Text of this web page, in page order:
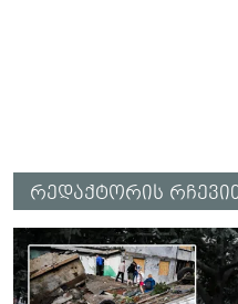
რედაქტორის